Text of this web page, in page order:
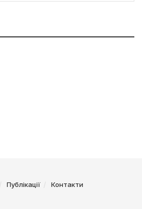
Публікації Контакти